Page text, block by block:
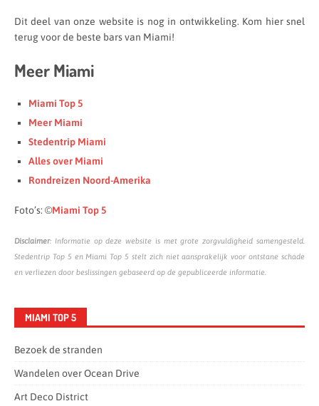
Dit deel van onze website is nog in ontwikkeling. Kom hier snel
terug voor de beste bars van Miami!
Meer Miami
Miami Top 5
Meer Miami
Stedentrip Miami
Alles over Miami
Rondreizen Noord-Amerika
Foto’s: ©Miami Top 5
Disclaimer: Informatie op deze website is met grote zorgvuldigheid samengesteld.
Stedentrip Top 5 en Miami Top 5 stelt zich niet aansprakelijk voor ontstane schade
en verliezen door beslissingen gebaseerd op de gepubliceerde informatie.
MIAMI TOP 5
Bezoek de stranden
Wandelen over Ocean Drive
Art Deco District